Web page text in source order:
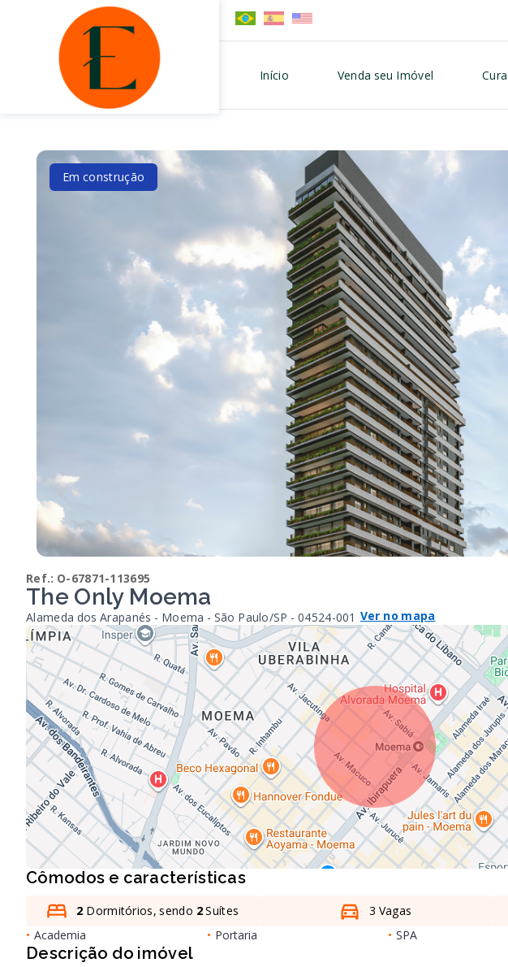
Início Venda seu Imóvel
Em construção
Ref.: O-67871-113695
The Only Moema
Alameda dos Arapanés - Moema - São Paulo/SP - 04524-001 Ver no mapa
Cômodos e características
2 Dormitórios, sendo 2Suítes 3 Vagas
• Academia • Portaria • SPA
Descrição do imóvel